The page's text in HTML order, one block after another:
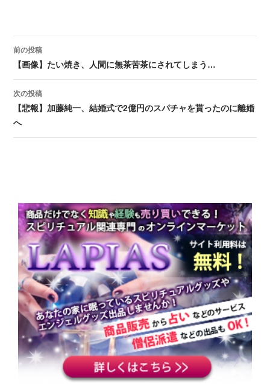
投稿ナビゲーション
前の投稿
【画像】たい焼き、人間に無茶苦茶にされてしまう…
次の投稿
【悲報】加藤純一、結婚式で2億円のスパチャを貰ったのに離婚
へ